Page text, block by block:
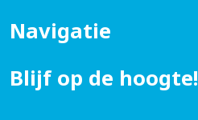
Navigatie
Blijf op de hoogte!